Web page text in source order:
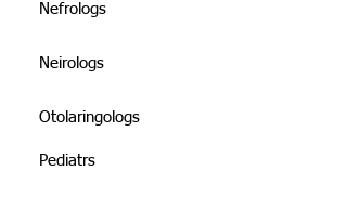
Nefrologs
Neirologs
Otolaringologs
Pediatrs